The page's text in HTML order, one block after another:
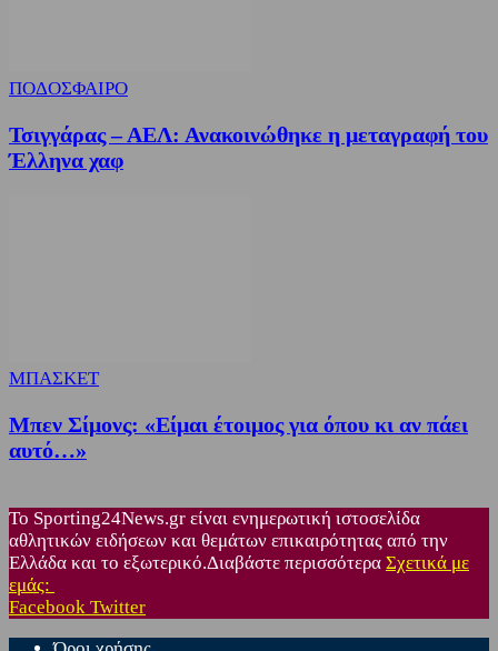
ΠΟΔΟΣΦΑΙΡΟ
Τσιγγάρας – ΑΕΛ: Ανακοινώθηκε η μεταγραφή του
Έλληνα χαφ
ΜΠΑΣΚΕΤ
Μπεν Σίμονς: «Είμαι έτοιμος για όπου κι αν πάει
αυτό…»
Το Sporting24News.gr είναι ενημερωτική ιστοσελίδα
αθλητικών ειδήσεων και θεμάτων επικαιρότητας από την
Ελλάδα και το εξωτερικό.Διαβάστε περισσότερα Σχετικά με
εμάς:
Facebook Twitter